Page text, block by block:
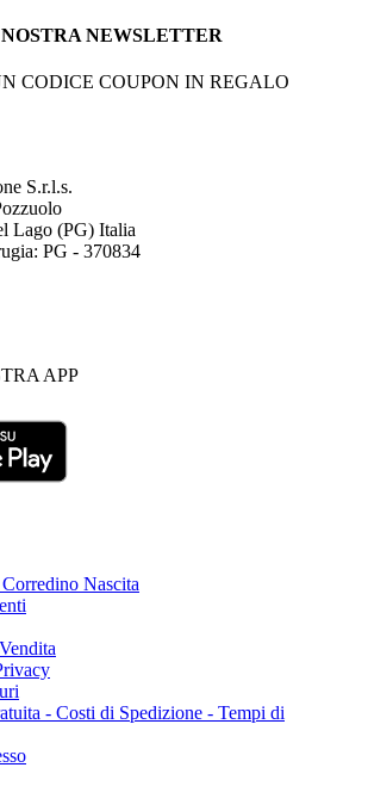
NEWSLETTER
CODICE COUPON IN REGALO
S.r.l.s.
Lago (PG) Italia
PG - 370834
APP
Nascita
- Costi di Spedizione - Tempi di